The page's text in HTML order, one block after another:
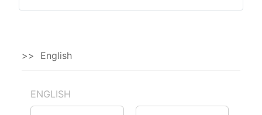
English
ENGLISH